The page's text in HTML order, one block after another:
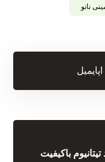
نانو
ایمیل
باکیفیت